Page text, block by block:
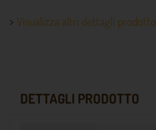
> Visualizza altri dettagli prodotto
DETTAGLI PRODOTTO